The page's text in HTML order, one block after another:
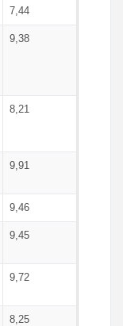
7,44
9,38
8,21
9,91
9,46
9,45
9,72
8,25